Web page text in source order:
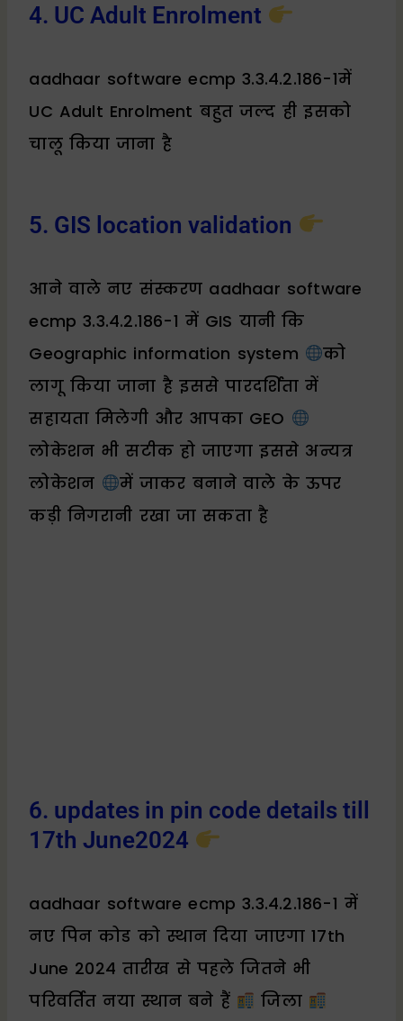
4. UC Adult Enrolment
aadhaar software ecmp 3.3.4.2.186-1में
UC Adult Enrolment बहुत जल्द ही इसको
चालू किया जाना है
5. GIS location validation
आने वाले नए संस्करण aadhaar software
ecmp 3.3.4.2.186-1 में GIS यानी कि
Geographic information system
को
लागू किया जाना है इससे पारदर्शिता में
सहायता मिलेगी और आपका GEO
लोकेशन भी सटीक हो जाएगा इससे अन्यत्र
लोकेशन
में जाकर बनाने वाले के ऊपर
कड़ी निगरानी रखा जा सकता है
6. updates in pin code details till
17th June2024
aadhaar software ecmp 3.3.4.2.186-1 में
नए पिन कोड को स्थान दिया जाएगा 17th
June 2024 तारीख से पहले जितने भी
परिवर्तित नया स्थान बने हैं
जिला